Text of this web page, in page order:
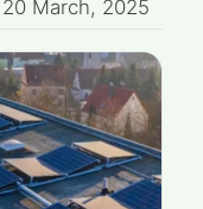
20 March, 2025